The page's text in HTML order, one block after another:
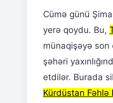
Cümə günü
yerə qoydu. Bu,
münaqişəyə son
şəhəri
etdilər. Burada
Kürdüstan Fəhlə